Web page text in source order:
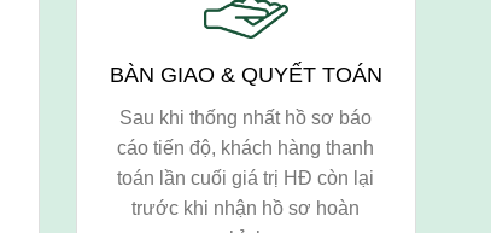
BÀN GIAO & QUYẾT TOÁN
Sau khi thống nhất hồ sơ báo
cáo tiến độ, khách hàng thanh
toán lần cuối giá trị HĐ còn lại
trước khi nhận hồ sơ hoàn